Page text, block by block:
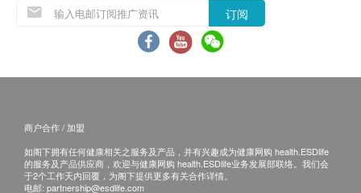
订阅
商户合作 / 加盟
如阁下拥有任何健康相关之服务及产品，并有兴趣成为健康网购 health.ESDlife
的服务及产品供应商，欢迎与健康网购 health.ESDlife业务发展部联络。我们会
于2个工作天内回覆，为阁下提供更多有关合作详情。
电邮: partnership@esdlife.com